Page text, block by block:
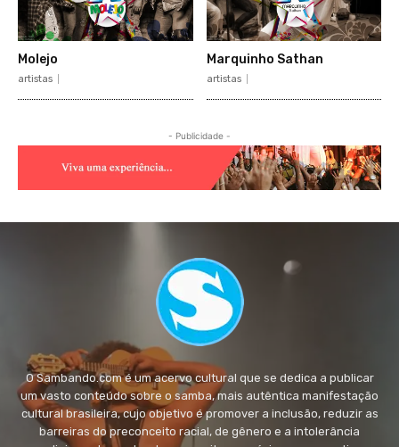
Molejo
artistas
Marquinho Sathan
artistas
- Publicidade -
O Sambando.com é um acervo cultural que se dedica a publicar
um vasto conteúdo sobre o samba, mais autêntica manifestação
cultural brasileira, cujo objetivo é promover a inclusão, reduzir as
barreiras do preconceito racial, de gênero e a intolerância